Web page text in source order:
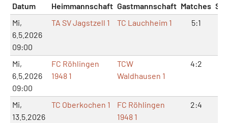
Datum Heimmannschaft Gastmannschaft Matches
Mi,
6.5.2026
09:00
TA SV Jagstzell 1 TC Lauchheim 1 5:1
Mi,
6.5.2026
09:00
FC Röhlingen
1948 1
TCW
Waldhausen 1
4:2
Mi,
13.5.2026
TC Oberkochen 1
FC Röhlingen
1948 1
2:4